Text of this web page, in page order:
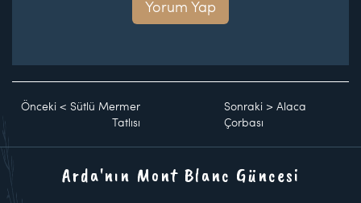
Yorum Yap
Önceki < Sütlü Mermer
Tatlısı
Sonraki >Alaca
Çorbası
Arda'nın Mont Blanc Güncesi